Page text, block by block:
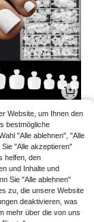
Website, um Ihnen den
bestmögliche
"Alle ablehnen", "Alle
"Alle akzeptieren"
helfen, den
und Inhalte und
Sie "Alle ablehnen"
zu, die unsere Website
deaktivieren, was
mehr über die von uns